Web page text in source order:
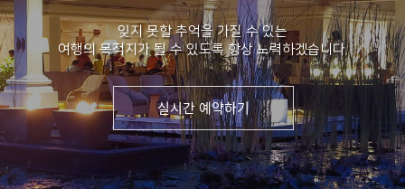
잊지 못할 추억을 가질 수 있는
여행의 목적지가 될 수 있도록 항상 노력하겠습니다.
실시간 예약하기